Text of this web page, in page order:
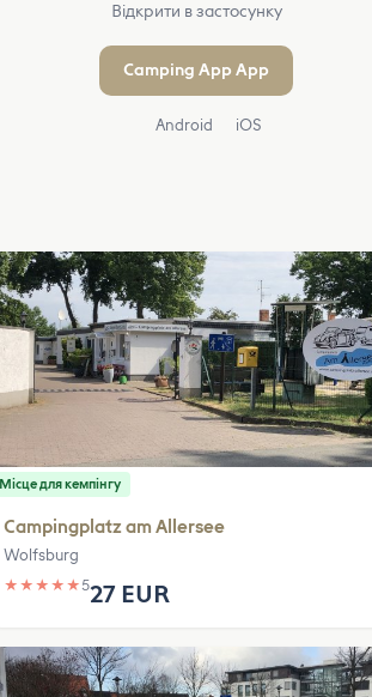
Відкрити в застосунку
Camping App App
Android iOS
Місце для кемпінгу
Campingplatz am Allersee
Wolfsburg
★ ★ ★ ★ ★527 EUR